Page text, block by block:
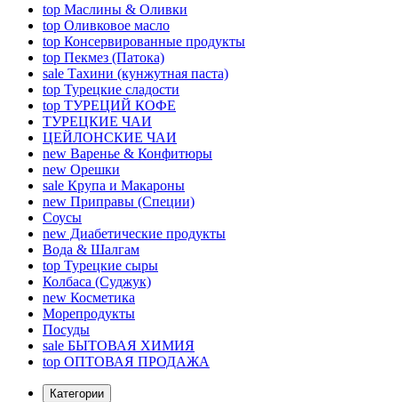
top Маслины & Оливки
top Оливковое масло
top Консервированные продукты
top Пекмез (Патока)
sale Тахини (кунжутная паста)
top Турецкие сладости
top ТУРЕЦИЙ КОФЕ
ТУРЕЦКИЕ ЧАИ
ЦЕЙЛОНСКИЕ ЧАИ
new Варенье & Конфитюры
new Орешки
sale Крупа и Макароны
new Приправы (Специи)
Соусы
new Диабетические продукты
Вода & Шалгам
top Турецкие сыры
Колбаса (Суджук)
new Косметика
Морепродукты
Посуды
sale БЫТОВАЯ ХИМИЯ
top ОПТОВАЯ ПРОДАЖА
Категории